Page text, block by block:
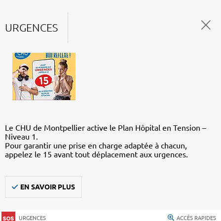
URGENCES
Le CHU de Montpellier active le Plan Hôpital en Tension –
Niveau 1.
Pour garantir une prise en charge adaptée à chacun,
appelez le 15 avant tout déplacement aux urgences.
EN SAVOIR PLUS
URGENCES ACCÈS RAPIDES